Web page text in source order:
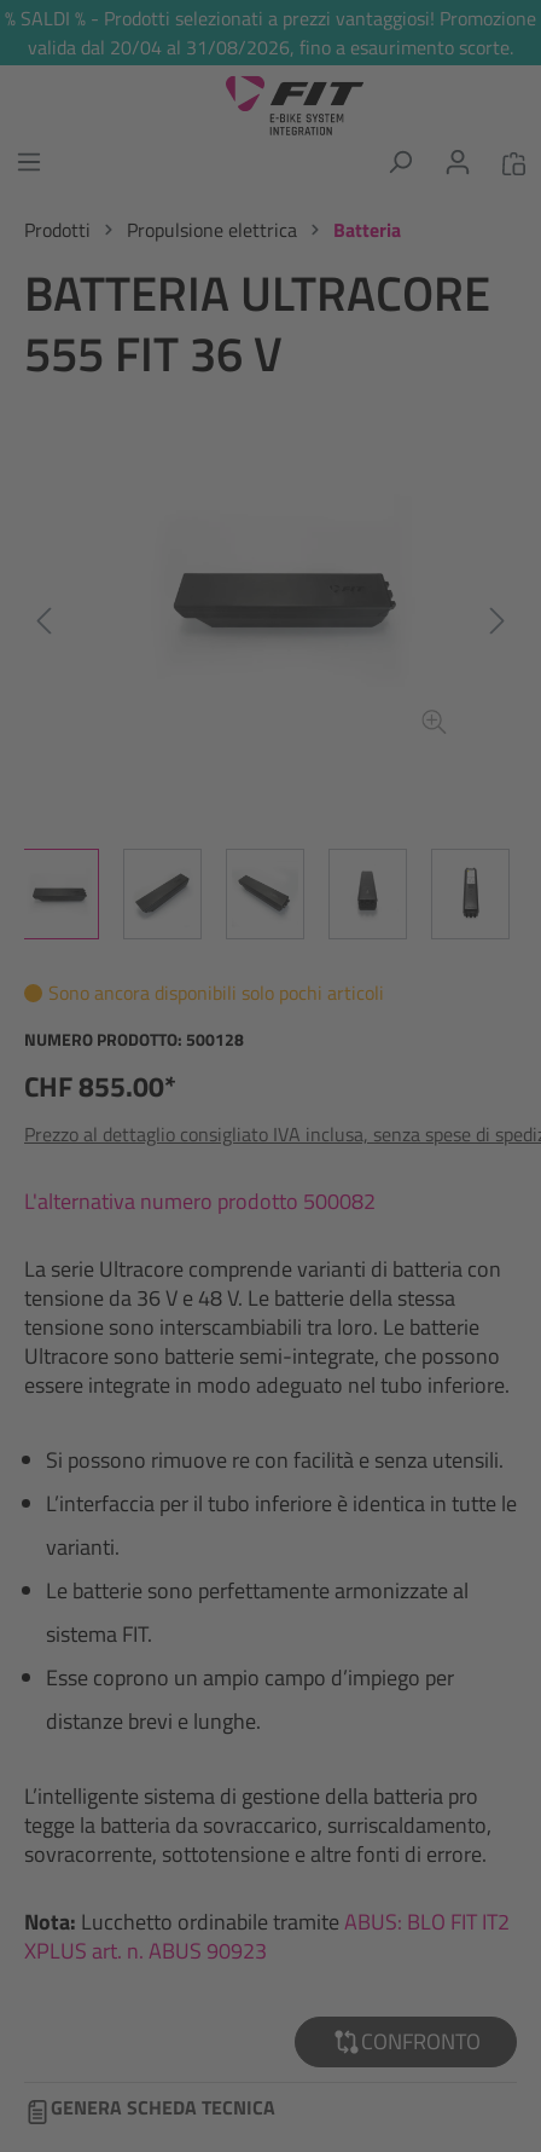
principale
% SALDI % - Prodotti selezionati a prezzi vantaggiosi! Promozione
valida dal 20/04 al 31/08/2026, fino a esaurimento scorte.
Prodotti Propulsione elettrica Batteria
BATTERIA ULTRACORE
555 FIT 36 V
Sono ancora disponibili solo pochi articoli
NUMERO PRODOTTO: 500128
CHF 855.00*
Prezzo al dettaglio consigliato IVA inclusa, senza spese di
L'alternativa numero prodotto 500082
La serie Ultracore comprende varianti di batteria con
tensione da 36 V e 48 V. Le batterie della stessa
tensione sono interscambiabili tra loro. Le batterie
Ultracore sono batterie semi-integrate, che possono
essere integrate in modo adeguato nel tubo inferiore.
Si possono rimuove re con facilità e senza utensili.
L’interfaccia per il tubo inferiore è identica in tutte le
varianti.
Le batterie sono perfettamente armonizzate al
sistema FIT.
Esse coprono un ampio campo d’impiego per
distanze brevi e lunghe.
L’intelligente sistema di gestione della batteria pro
tegge la batteria da sovraccarico, surriscaldamento,
sovracorrente, sottotensione e altre fonti di errore.
Nota: Lucchetto ordinabile tramiteABUS: BLO FIT IT2
XPLUS art. n. ABUS 90923
CONFRONTO
GENERA SCHEDA TECNICA